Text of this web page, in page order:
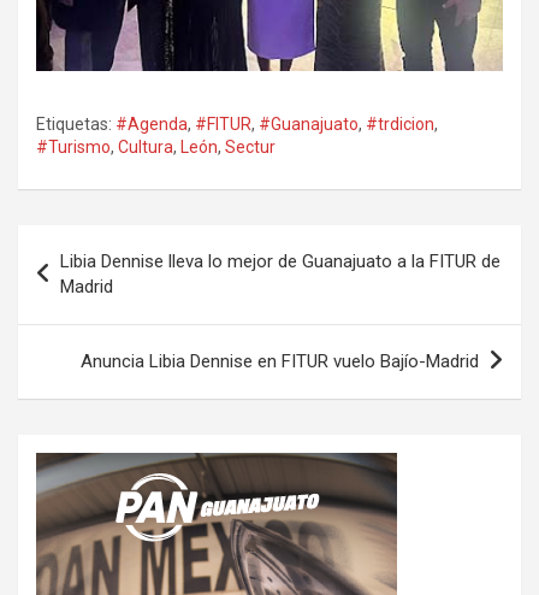
Etiquetas: #Agenda, #FITUR, #Guanajuato, #trdicion,
#Turismo, Cultura, León, Sectur
de
entradas
Libia Dennise lleva lo mejor de Guanajuato a la FITUR de
Madrid
Anuncia Libia Dennise en FITUR vuelo Bajío-Madrid